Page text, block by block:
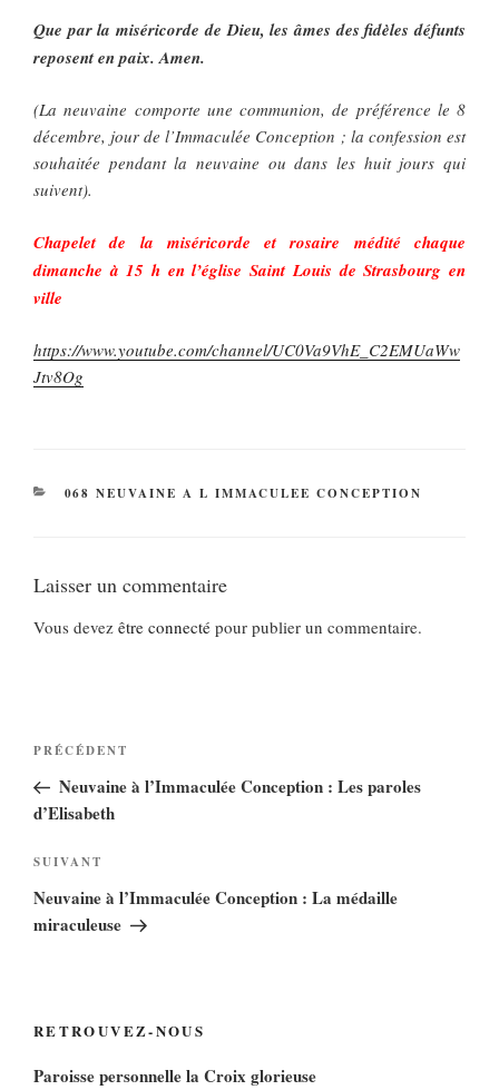
Que par la miséricorde de Dieu, les âmes des fidèles défunts
reposent en paix. Amen.
(La neuvaine comporte une communion, de préférence le 8
décembre, jour de l’Immaculée Conception ; la confession est
souhaitée pendant la neuvaine ou dans les huit jours qui
suivent).
Chapelet de la miséricorde et rosaire médité chaque
dimanche à 15 h en l’église Saint Louis de Strasbourg en
ville
https://www.youtube.com/channel/UC0Va9VhE_C2EMUaWw
Jtv8Og
CATÉGORIES
068 NEUVAINE A L IMMACULEE CONCEPTION
Laisser un commentaire
Vous devez être connecté pour publier un commentaire.
Navigation
l’article
Article
précédent
PRÉCÉDENT
Neuvaine à l’Immaculée Conception : Les paroles
d’Elisabeth
Article
suivant
SUIVANT
Neuvaine à l’Immaculée Conception : La médaille
miraculeuse
RETROUVEZ-NOUS
Paroisse personnelle la Croix glorieuse